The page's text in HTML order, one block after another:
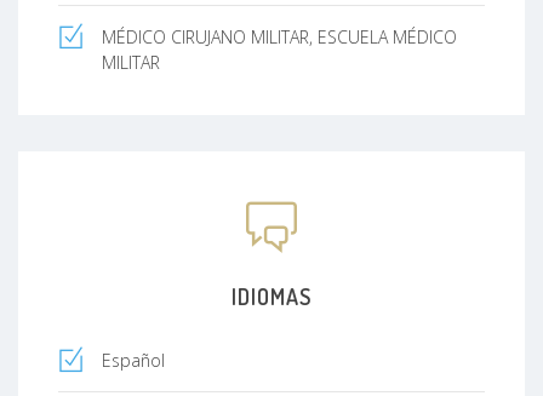
MÉDICO CIRUJANO MILITAR, ESCUELA MÉDICO
MILITAR
IDIOMAS
Español